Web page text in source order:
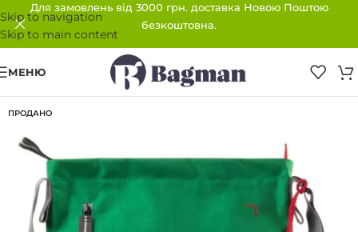
Skip to navigation
Skip to main content
Для замовлень від 3000 грн. доставка Новою Поштою
безкоштовна.
МЕНЮ
ПРОДАНО